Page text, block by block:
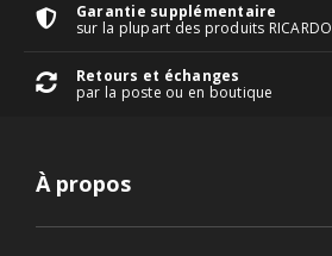
Garantie supplémentaire
sur la plupart des produits RICARDO
Retours et échanges
par la poste ou en boutique
À propos